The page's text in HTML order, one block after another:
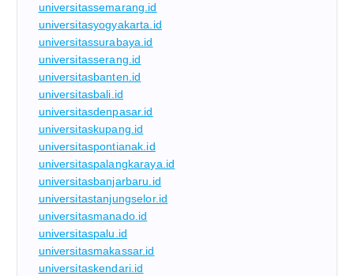
universitassemarang.id
universitasyogyakarta.id
universitassurabaya.id
universitasserang.id
universitasbanten.id
universitasbali.id
universitasdenpasar.id
universitaskupang.id
universitaspontianak.id
universitaspalangkaraya.id
universitasbanjarbaru.id
universitastanjungselor.id
universitasmanado.id
universitaspalu.id
universitasmakassar.id
universitaskendari.id